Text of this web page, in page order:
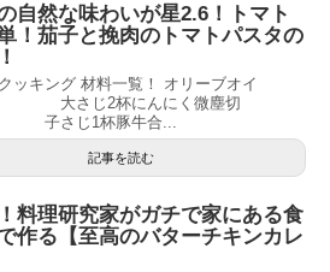
自然な味わいが星2.6！トマト
！茄子と挽肉のトマトパスタの
ッキング 材料一覧！ オリーブオイ
じ2杯にんにく微塵切
じ1杯豚牛合...
記事を読む
料理研究家がガチで家にある食
作る【至高のバターチキンカレ